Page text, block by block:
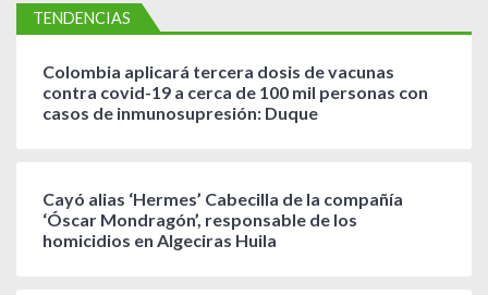
TENDENCIAS
Colombia aplicará tercera dosis de vacunas
contra covid-19 a cerca de 100 mil personas con
casos de inmunosupresión: Duque
Cayó alias ‘Hermes’ Cabecilla de la compañía
‘Óscar Mondragón’, responsable de los
homicidios en Algeciras Huila